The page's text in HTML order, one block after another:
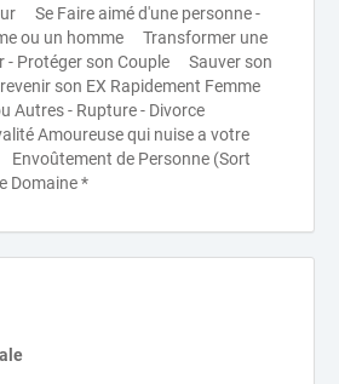
Se Faire aimé d'une personne -
ou un homme Transformer une
- Protéger son Couple Sauver son
son EX Rapidement Femme
Autres - Rupture - Divorce
Amoureuse qui nuise a votre
de Personne (Sort
Domaine *